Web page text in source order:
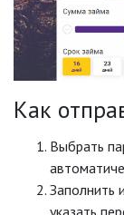
Как
Выбрать
Заполнить
указать